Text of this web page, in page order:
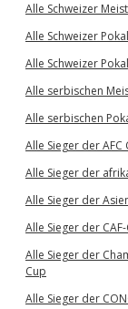
Alle Schweizer
Alle Schweizer
Alle Schweizer
Alle serbischen
Alle serbischen
Alle Sieger der
Alle Sieger der
Alle Sieger der
Alle Sieger der
Alle Sieger der
Cup
Alle Sieger der